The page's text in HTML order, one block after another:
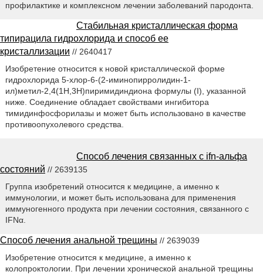
профилактике и комплексном лечении заболеваний пародонта.
Стабильная кристаллическая форма
типирацила гидрохлорида и способ ее
кристаллизации // 2640417
Изобретение относится к новой кристаллической форме
гидрохлорида 5-хлор-6-(2-иминопирролидин-1-
ил)метил-2,4(1H,3H)пиримидиндиона формулы (I), указанной
ниже. Соединение обладает свойствами ингибитора
тимидинфосфорилазы и может быть использовано в качестве
противоопухолевого средства.
Способ лечения связанных с ifn-альфа
состояний // 2639135
Группа изобретений относится к медицине, а именно к
иммунологии, и может быть использована для применения
иммуногенного продукта при лечении состояния, связанного с
IFNα.
Способ лечения анальной трещины // 2639039
Изобретение относится к медицине, а именно к
колопроктологии. При лечении хронической анальной трещины